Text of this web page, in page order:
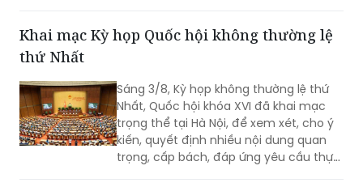
thẩm quyền, phê chuẩn việc bổ nhiệm
Bộ trưởng Bộ Nội vụ nhiệm kỳ 2026 -
viên Ban Chấp hành Trung ương Đảng,
quyền Bộ trưởng Bộ Nội vụ.
Khai mạc Kỳ họp Quốc hội không thường lệ
thứ Nhất
Sáng 3/8, Kỳ họp không thường lệ thứ
Nhất, Quốc hội khóa XVI đã khai mạc